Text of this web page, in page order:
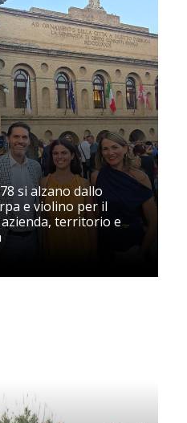
si alzano dallo
e violino per il
territorio e